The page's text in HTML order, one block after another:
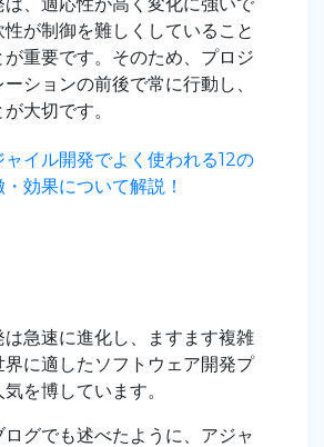
が制御を難しくしていること
が重要です。そのため、プロジ
ションの前後で常に行動し、
大切です。
ャイル開発でよく使われる12の
効果について解説！
は急速に進化し、ますます複雑
に適したソフトウェア開発プ
を博しています。
ログでも述べたように、アジャ